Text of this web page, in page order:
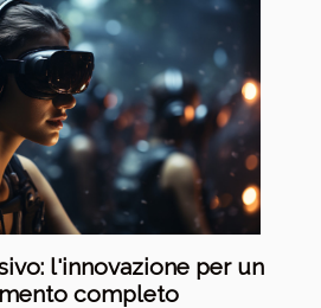
l'innovazione per un
completo